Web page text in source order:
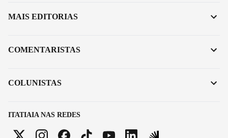
ITATIAIA NAS REDES
MAIS EDITORIAS
COMENTARISTAS
COLUNISTAS